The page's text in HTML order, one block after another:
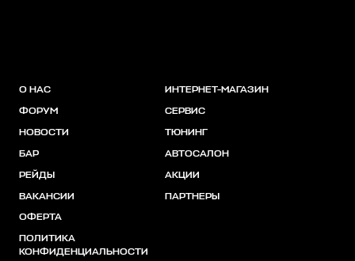
О НАС
ФОРУМ
НОВОСТИ
БАР
РЕЙДЫ
ВАКАНСИИ
ОФЕРТА
ПОЛИТИКА
КОНФИДЕНЦИАЛЬНОСТИ
ИНТЕРНЕТ-МАГАЗИН
СЕРВИС
ТЮНИНГ
АВТОСАЛОН
АКЦИИ
ПАРТНЕРЫ